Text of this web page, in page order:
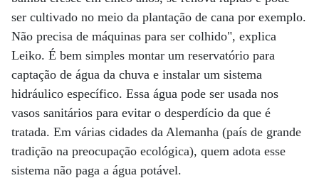
ser cultivado no meio da plantação de cana por exemplo.
Não precisa de máquinas para ser colhido", explica
Leiko. É bem simples montar um reservatório para
captação de água da chuva e instalar um sistema
hidráulico específico. Essa água pode ser usada nos
vasos sanitários para evitar o desperdício da que é
tratada. Em várias cidades da Alemanha (país de grande
tradição na preocupação ecológica), quem adota esse
sistema não paga a água potável.